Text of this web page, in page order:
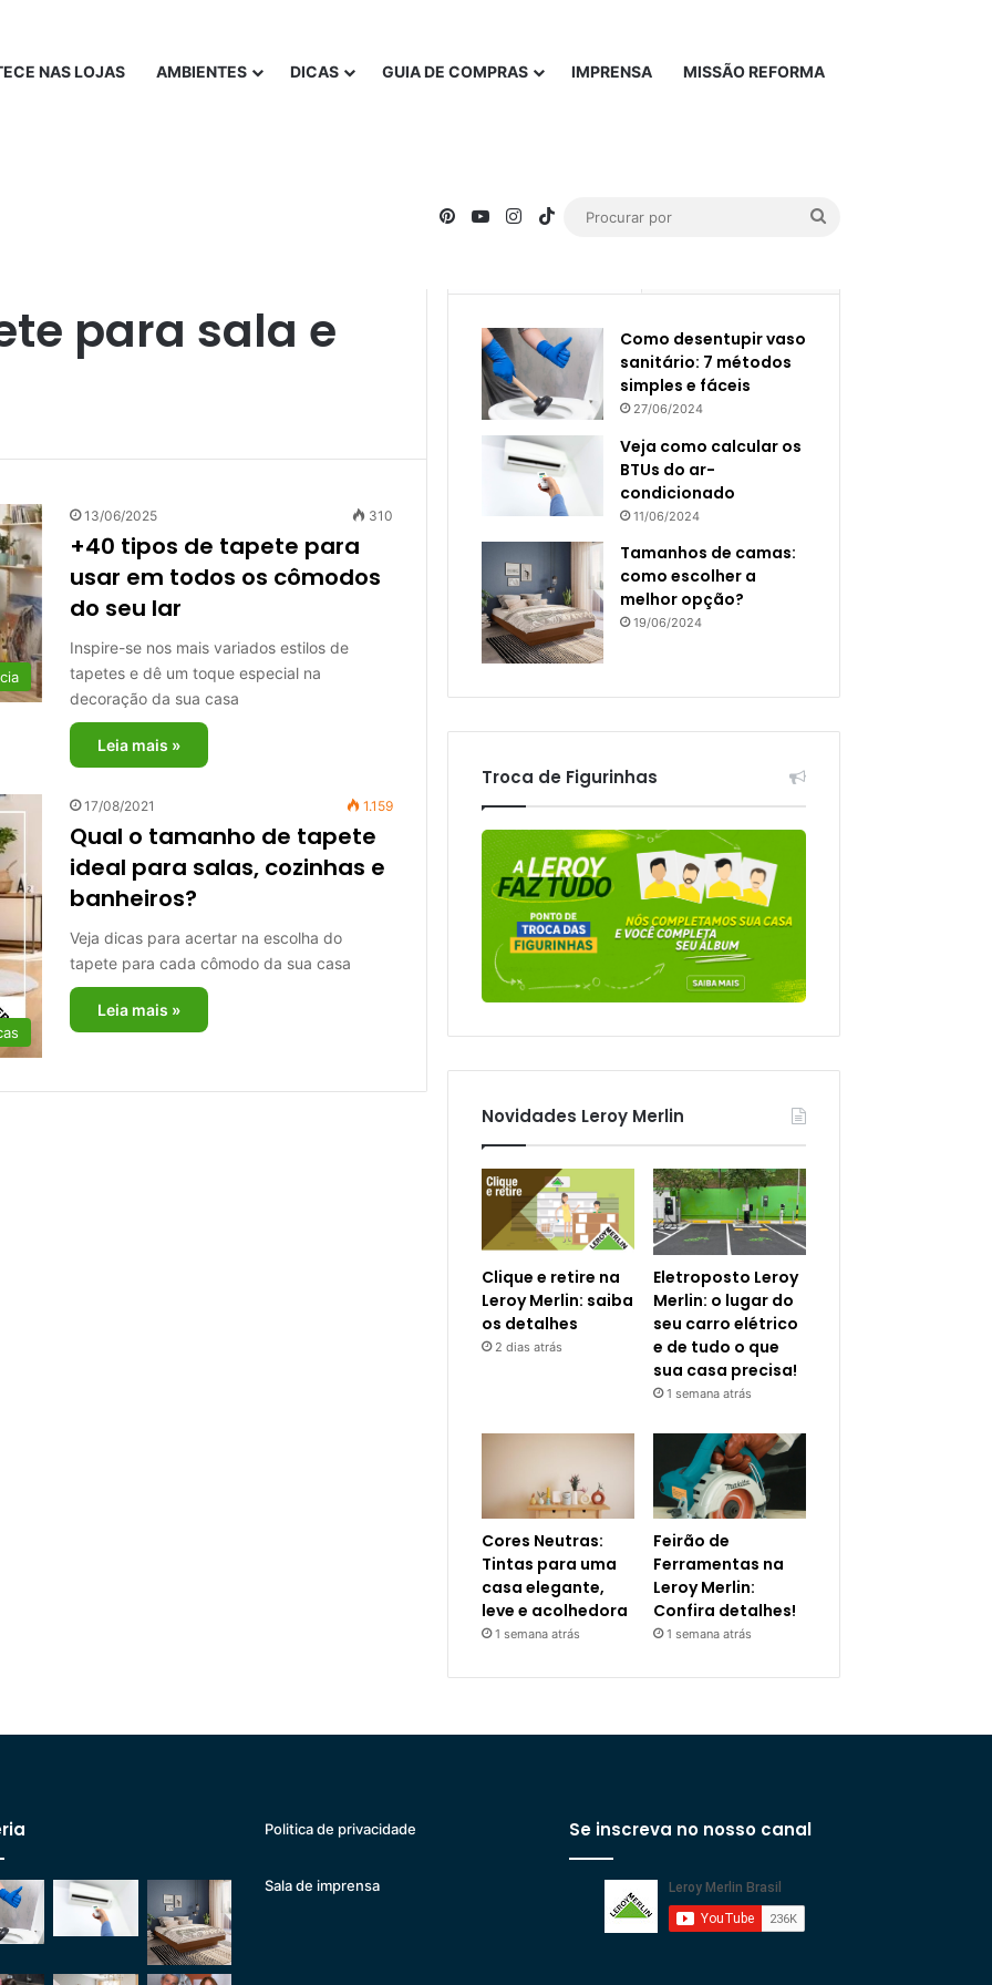
NAS LOJAS AMBIENTES DICAS GUIA DE COMPRAS IMPRENSA MISSÃO REFORMA
PinterestYouTubeInstagram
TikTok
para sala e
13/06/2025 310
+40 tipos de tapete para
usar em todos os cômodos
do seu lar
Inspire-se nos mais variados estilos de
tapetes e dê um toque especial na
decoração da sua casa
Leia mais »
17/08/2021 1.159
Qual o tamanho de tapete
ideal para salas, cozinhas e
banheiros?
Veja dicas para acertar na escolha do
tapete para cada cômodo da sua casa
Leia mais »
Como desentupir vaso
sanitário: 7 métodos
simples e fáceis
27/06/2024
Veja como calcular os
BTUs do ar-
condicionado
11/06/2024
Tamanhos de camas:
como escolher a
melhor opção?
19/06/2024
Troca de Figurinhas
Novidades Leroy Merlin
Clique e retire na
Leroy Merlin: saiba
os detalhes
2 dias atrás
Eletroposto Leroy
Merlin: o lugar do
seu carro elétrico
e de tudo o que
sua casa precisa!
1 semana atrás
Cores Neutras:
Tintas para uma
casa elegante,
leve e acolhedora
1 semana atrás
Feirão de
Ferramentas na
Leroy Merlin:
Confira detalhes!
1 semana atrás
Politica de privacidade
Sala de imprensa
Se inscreva no nosso canal